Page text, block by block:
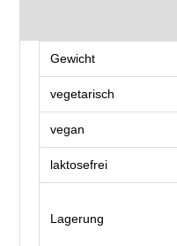
Gewicht
vegetarisch
vegan
laktosefrei
Lagerung